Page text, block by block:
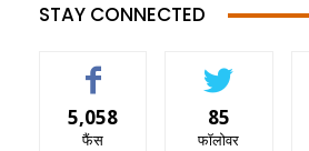
STAY CONNECTED
5,058
फैंस
85
फॉलोवर